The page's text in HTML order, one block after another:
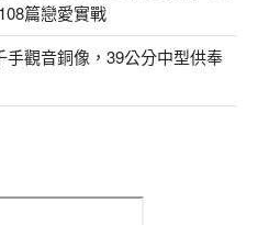
篇戀愛實戰
觀音銅像，39公分中型供奉